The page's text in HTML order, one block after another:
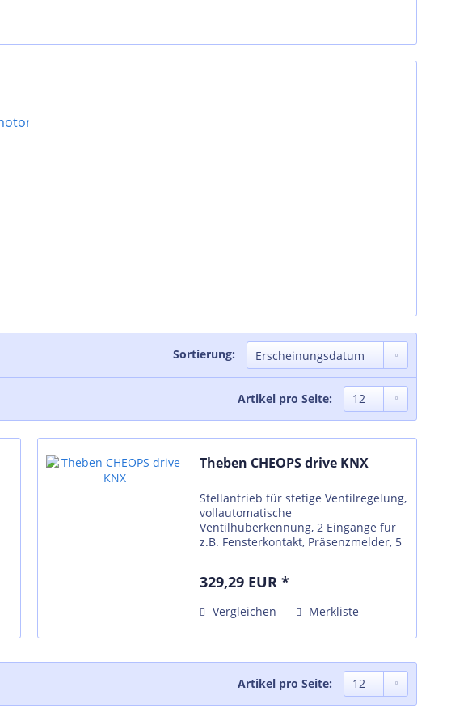
Sortierung:
Artikel pro Seite:
Theben CHEOPS drive KNX
Stellantrieb für stetige Ventilregelung,
vollautomatische
Ventilhuberkennung, 2 Eingänge für
z.B. Fensterkontakt, Präsenzmelder, 5
Max. Stellhub: 7,5mm, Zubehör: 2...
329,29 EUR *
Vergleichen Merkliste
Artikel pro Seite: